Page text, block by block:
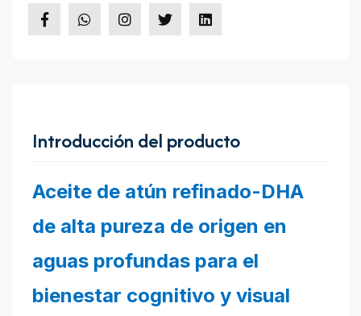
Introducción del producto
Aceite de atún refinado-DHA
de alta pureza de origen en
aguas profundas para el
bienestar cognitivo y visual